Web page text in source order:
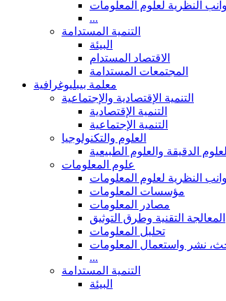
النظرية لعلوم المعلومات
...
التنمية المستدامة
البيئة
الاقتصاد المستدام
المجتمعات المستدامة
معلمة بيبليوغرافية
التنمية الإقتصادية والإجتماعية
التنمية الإقتصادية
التنمية الإجتماعية
العلوم والتكنولوجيا
العلوم الدقيقة والعلوم الطبيعية
علوم المعلومات
النظرية لعلوم المعلومات
مؤسسات المعلومات
مصادر المعلومات
المعالجة التقنية وطرق التوثيق
تحليل المعلومات
نشر واستعمال المعلومات
...
التنمية المستدامة
البيئة